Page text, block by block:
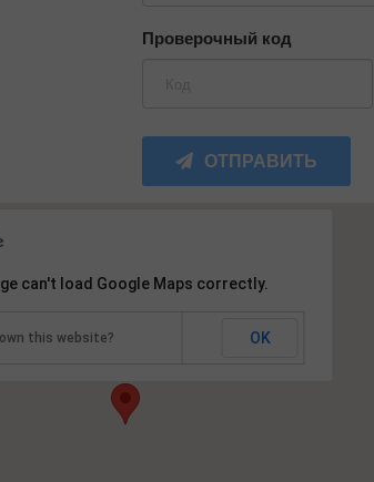
Проверочный код
ОТПРАВИТЬ
can't load Google Maps correctly.
own this website? OK